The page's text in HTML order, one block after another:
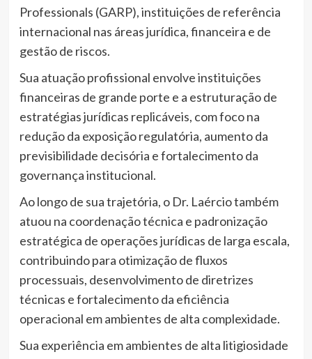
Professionals (GARP), instituições de referência
internacional nas áreas jurídica, financeira e de
gestão de riscos.
Sua atuação profissional envolve instituições
financeiras de grande porte e a estruturação de
estratégias jurídicas replicáveis, com foco na
redução da exposição regulatória, aumento da
previsibilidade decisória e fortalecimento da
governança institucional.
Ao longo de sua trajetória, o Dr. Laércio também
atuou na coordenação técnica e padronização
estratégica de operações jurídicas de larga escala,
contribuindo para otimização de fluxos
processuais, desenvolvimento de diretrizes
técnicas e fortalecimento da eficiência
operacional em ambientes de alta complexidade.
Sua experiência em ambientes de alta litigiosidade